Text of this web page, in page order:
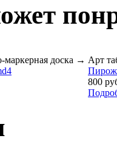
доска → Арт
800